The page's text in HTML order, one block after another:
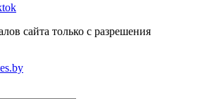
сайта только с разрешения